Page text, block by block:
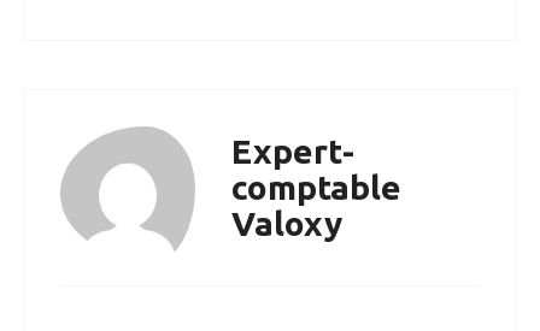
Expert-
comptable
Valoxy